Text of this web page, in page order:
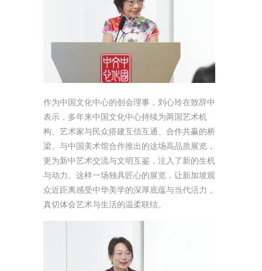
作为中国文化中心的创会理事，刘心玲在致辞中
表示，多年来中国文化中心持续为两国艺术机
构、艺术家与民众搭建互信互通、合作共赢的桥
梁。与中国美术馆合作推出的这场高品质展览，
更为新中艺术交流与文明互鉴，注入了新的生机
与动力。这样一场独具匠心的展览，让新加坡观
众近距离感受中华美学的深厚底蕴与当代活力，
真切体会艺术与生活的温柔联结。